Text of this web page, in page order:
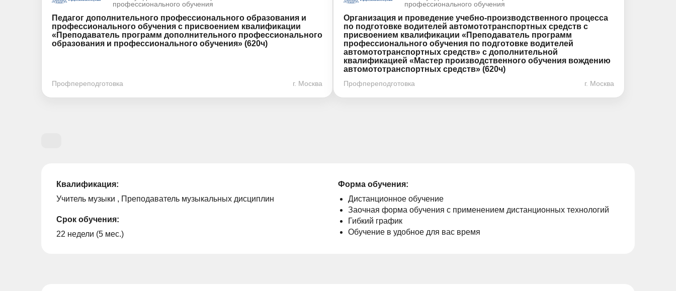
профессионального обучения
Педагог дополнительного профессионального образования и
профессионального обучения с присвоением квалификации
«Преподаватель программ дополнительного профессионального
образования и профессионального обучения» (620ч)
Профпереподготовка г. Москва
профессионального обучения
Организация и проведение учебно-производственного процесса
по подготовке водителей автомототранспортных средств с
присвоением квалификации «Преподаватель программ
профессионального обучения по подготовке водителей
автомототранспортных средств» с дополнительной
квалификацией «Мастер производственного обучения вождению
автомототранспортных средств» (620ч)
Профпереподготовка г. Москва
Квалификация:
Учитель музыки , Преподаватель музыкальных дисциплин
Срок обучения:
22 недели (5 мес.)
Форма обучения:
Дистанционное обучение
Заочная форма обучения с применением дистанционных технологий
Гибкий график
Обучение в удобное для вас время